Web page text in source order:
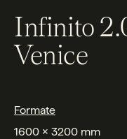
Infinito
Venice
Formate
1600 x 3200 mm